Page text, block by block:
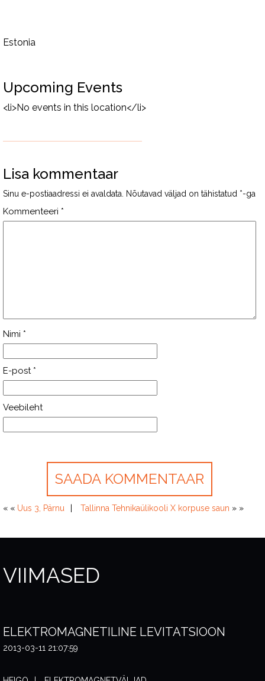
Estonia
Upcoming Events
<li>No events in this location</li>
Lisa kommentaar
Sinu e-postiaadressi ei avaldata. Nõutavad väljad on tähistatud *-ga
Kommenteeri *
Nimi *
E-post *
Veebileht
« « Uus 3, Pärnu Tallinna Tehnikaülikooli X korpuse saun » »
VIIMASED
ELEKTROMAGNETILINE LEVITATSIOON
2013-03-11 21:07:59